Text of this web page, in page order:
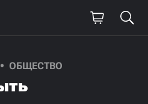
ОБЩЕСТВО